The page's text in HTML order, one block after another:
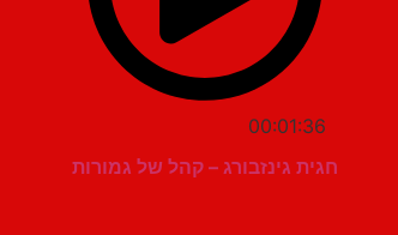
00:01:36
חגית גינזבורג – קהל של גמורות